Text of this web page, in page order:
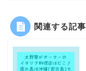
関連する記事